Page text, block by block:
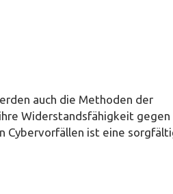
auch die Methoden der
Widerstandsfähigkeit gegen
Cybervorfällen ist eine